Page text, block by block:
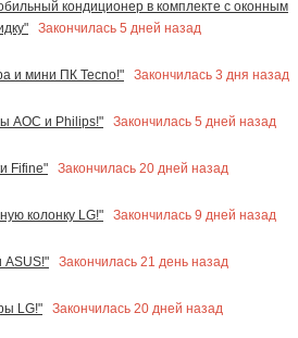
кондиционер в комплекте с оконным
Закончилась 5 дней назад
и мини ПК Tecno!"
Закончилась 3 дня назад
AOC и Philips!"
Закончилась 5 дней назад
Fifine"
Закончилась 20 дней назад
колонку LG!"
Закончилась 9 дней назад
ASUS!"
Закончилась 21 день назад
LG!"
Закончилась 20 дней назад